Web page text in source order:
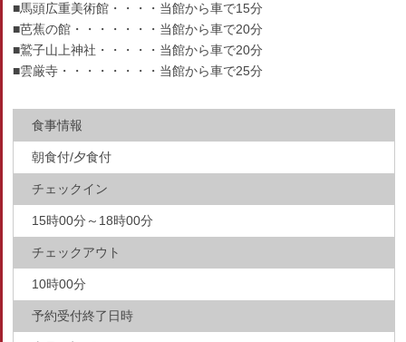
■馬頭広重美術館・・・・当館から車で15分
■芭蕉の館・・・・・・・当館から車で20分
■鷲子山上神社・・・・・当館から車で20分
■雲厳寺・・・・・・・・当館から車で25分
食事情報
朝食付/夕食付
チェックイン
15時00分～18時00分
チェックアウト
10時00分
予約受付終了日時